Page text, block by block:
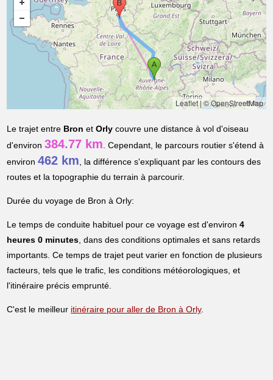
Leaflet|© OpenStreetMap
Le trajet entre Bron etOrly couvre une distance à vol d'oiseau
d'environ384.77 km. Cependant, le parcours routier s'étend à
environ462 km, la différence s'expliquant par les contours des
routes et la topographie du terrain à parcourir.
Durée du voyage de Bron à Orly:
Le temps de conduite habituel pour ce voyage est d'environ4
heures 0 minutes, dans des conditions optimales et sans retards
importants. Ce temps de trajet peut varier en fonction de plusieurs
facteurs, tels que le trafic, les conditions météorologiques, et
l'itinéraire précis emprunté.
C'est le meilleur itinéraire pour aller de Bron à Orly.